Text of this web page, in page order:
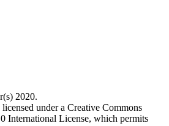
2020.
under a Creative Commons
International License, which permits